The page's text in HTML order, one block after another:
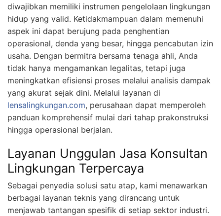
diwajibkan memiliki instrumen pengelolaan lingkungan
hidup yang valid. Ketidakmampuan dalam memenuhi
aspek ini dapat berujung pada penghentian
operasional, denda yang besar, hingga pencabutan izin
usaha. Dengan bermitra bersama tenaga ahli, Anda
tidak hanya mengamankan legalitas, tetapi juga
meningkatkan efisiensi proses melalui analisis dampak
yang akurat sejak dini. Melalui layanan di
lensalingkungan.com, perusahaan dapat memperoleh
panduan komprehensif mulai dari tahap prakonstruksi
hingga operasional berjalan.
Layanan Unggulan Jasa Konsultan
Lingkungan Terpercaya
Sebagai penyedia solusi satu atap, kami menawarkan
berbagai layanan teknis yang dirancang untuk
menjawab tantangan spesifik di setiap sektor industri.